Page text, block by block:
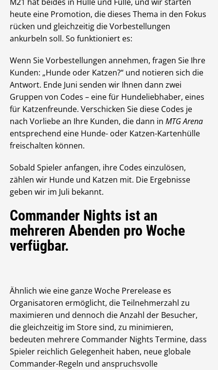
M21 hat beides in Hülle und Fülle, und wir starten
heute eine Promotion, die dieses Thema in den Fokus
rücken und gleichzeitig die Vorbestellungen
ankurbeln soll. So funktioniert es:
Wenn Sie Vorbestellungen annehmen, fragen Sie Ihre
Kunden: „Hunde oder Katzen?“ und notieren sich die
Antwort. Ende Juni senden wir Ihnen dann zwei
Gruppen von Codes – eine für Hundeliebhaber, eines
für Katzenfreunde. Verschicken Sie diese Codes je
nach Vorliebe an Ihre Kunden, die dann in MTG Arena
entsprechend eine Hunde- oder Katzen-Kartenhülle
freischalten können.
Sobald Spieler anfangen, ihre Codes einzulösen,
zählen wir Hunde und Katzen mit. Die Ergebnisse
geben wir im Juli bekannt.
Commander Nights ist an
mehreren Abenden pro Woche
verfügbar.
Ähnlich wie eine ganze Woche Prerelease es
Organisatoren ermöglicht, die Teilnehmerzahl zu
maximieren und dennoch die Anzahl der Besucher,
die gleichzeitig im Store sind, zu minimieren,
bedeuten mehrere Commander Nights Termine, dass
Spieler reichlich Gelegenheit haben, neue globale
Commander-Regeln und anspruchsvolle